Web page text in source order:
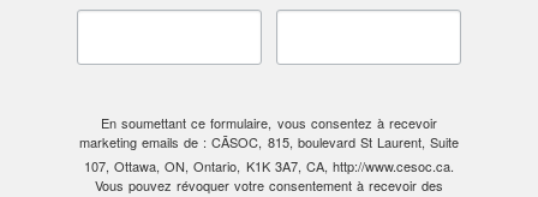
En soumettant ce formulaire, vous consentez à recevoir
marketing emails de : CÃSOC, 815, boulevard St Laurent, Suite
107, Ottawa, ON, Ontario, K1K 3A7, CA, http://www.cesoc.ca.
Vous pouvez révoquer votre consentement à recevoir des